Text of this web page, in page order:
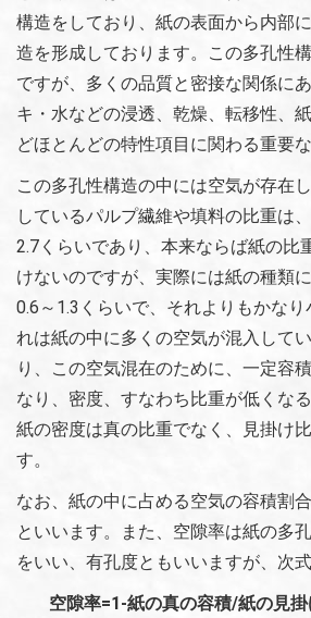
構造をしており、紙の表面から内部
造を形成しております。この多孔性
ですが、多くの品質と密接な関係に
キ・水などの浸透、乾燥、転移性、
どほとんどの特性項目に関わる重要
この多孔性構造の中には空気が存在
しているパルプ繊維や填料の比重は
2.7くらいであり、本来ならば紙の比
けないのですが、実際には紙の種類
0.6～1.3くらいで、それよりもかな
れは紙の中に多くの空気が混入して
り、この空気混在のために、一定容
なり、密度、すなわち比重が低くな
紙の密度は真の比重でなく、見掛け
す。
なお、紙の中に占める空気の容積割
といいます。また、空隙率は紙の多
をいい、有孔度ともいいますが、次式
空隙率=1-紙の真の容積/紙の見